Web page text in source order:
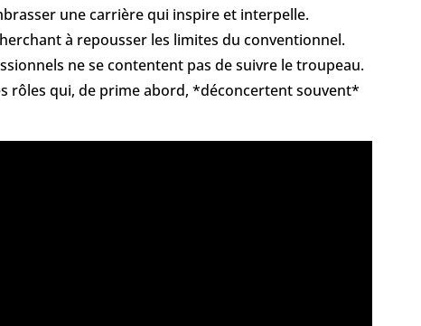
une carrière qui inspire et interpelle.
à repousser les limites du conventionnel.
ne se contentent pas de suivre le troupeau.
rôles qui, de prime abord, *déconcertent souvent*